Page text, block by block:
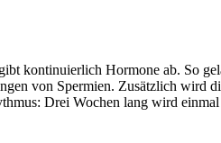
kontinuierlich Hormone ab. So
von Spermien. Zusätzlich wird
Drei Wochen lang wird